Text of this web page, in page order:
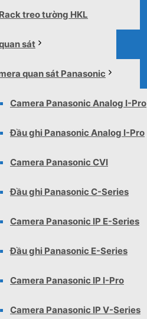
treo tường HKL
sát
quan sát Panasonic
Camera Panasonic Analog I-Pro
Đầu ghi Panasonic Analog I-Pro
Camera Panasonic CVI
Đầu ghi Panasonic C-Series
Camera Panasonic IP E-Series
Đầu ghi Panasonic E-Series
Camera Panasonic IP I-Pro
Camera Panasonic IP V-Series